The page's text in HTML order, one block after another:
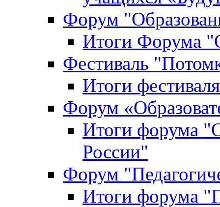
Форум
Итоги Форума
Фестиваль
Итоги
Форум
Итоги форума
России"
Форум
Итоги форума